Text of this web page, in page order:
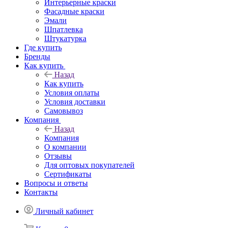
Интерьерные краски
Фасадные краски
Эмали
Шпатлевка
Штукатурка
Где купить
Бренды
Как купить
Назад
Как купить
Условия оплаты
Условия доставки
Самовывоз
Компания
Назад
Компания
О компании
Отзывы
Для оптовых покупателей
Сертификаты
Вопросы и ответы
Контакты
Личный кабинет